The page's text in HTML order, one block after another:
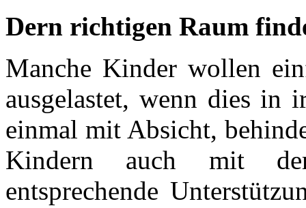
Dern richtigen Raum
Manche Kinder wollen
ausgelastet, wenn dies in
einmal mit Absicht,
Kindern auch mit
entsprechende